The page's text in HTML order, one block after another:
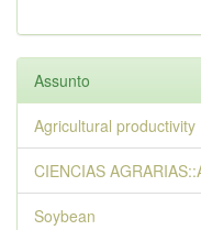
Assunto
Agricultural productivity
CIENCIAS
Soybean